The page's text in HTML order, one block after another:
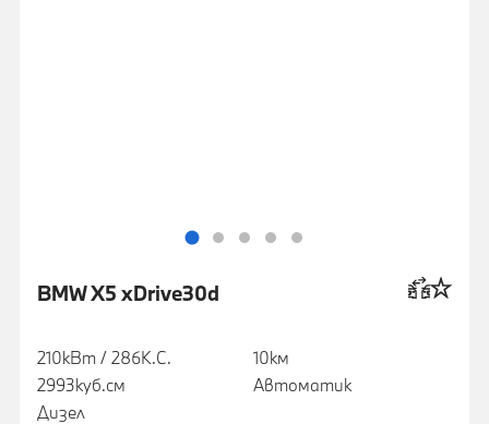
BMW X5 xDrive30d
210кВт / 286К.С.
2993куб.cм
Дизел
10км
Автоматик